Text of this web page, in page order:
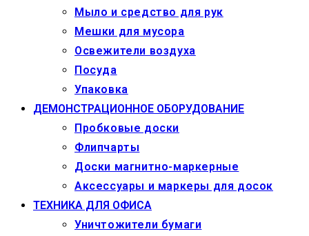
Мыло и средство для рук
Мешки для мусора
Освежители воздуха
Посуда
Упаковка
ДЕМОНСТРАЦИОННОЕ ОБОРУДОВАНИЕ
Пробковые доски
Флипчарты
Доски магнитно-маркерные
Аксессуары и маркеры для досок
ТЕХНИКА ДЛЯ ОФИСА
Уничтожители бумаги